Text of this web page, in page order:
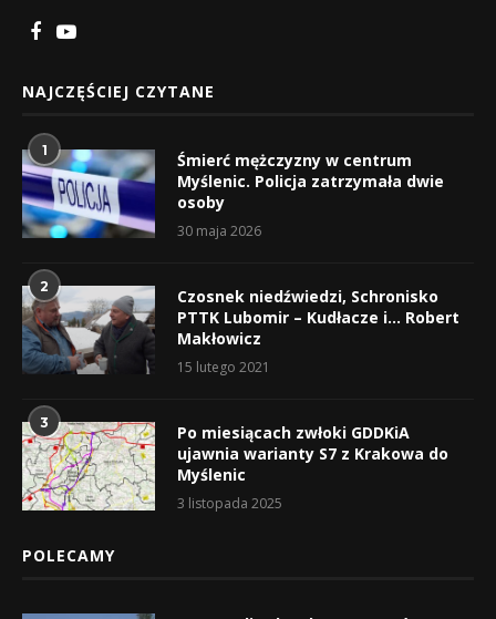
NAJCZĘŚCIEJ CZYTANE
1
Śmierć mężczyzny w centrum
Myślenic. Policja zatrzymała dwie
osoby
30 maja 2026
2
Czosnek niedźwiedzi, Schronisko
PTTK Lubomir – Kudłacze i… Robert
Makłowicz
15 lutego 2021
3
Po miesiącach zwłoki GDDKiA
ujawnia warianty S7 z Krakowa do
Myślenic
3 listopada 2025
POLECAMY